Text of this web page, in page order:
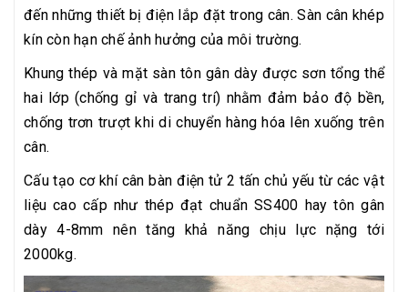
đến những thiết bị điện lắp đặt trong cân. Sàn cân khép
kín còn hạn chế ảnh hưởng của môi trường.
Khung thép và mặt sàn tôn gân dày được sơn tổng thể
hai lớp (chống gỉ và trang trí) nhằm đảm bảo độ bền,
chống trơn trượt khi di chuyển hàng hóa lên xuống trên
cân.
Cấu tạo cơ khí cân bàn điện tử 2 tấn chủ yếu từ các vật
liệu cao cấp như thép đạt chuẩn SS400 hay tôn gân
dày 4-8mm nên tăng khả năng chịu lực nặng tới
2000kg.